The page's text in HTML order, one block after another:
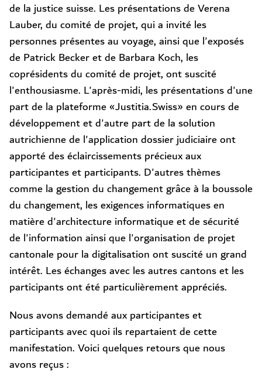
de la justice suisse. Les présentations de Verena
Lauber, du comité de projet, qui a invité les
personnes présentes au voyage, ainsi que l'exposés
de Patrick Becker et de Barbara Koch, les
coprésidents du comité de projet, ont suscité
l'enthousiasme. L'après-midi, les présentations d'une
part de la plateforme «Justitia.Swiss» en cours de
développement et d'autre part de la solution
autrichienne de l'application dossier judiciaire ont
apporté des éclaircissements précieux aux
participantes et participants. D'autres thèmes
comme la gestion du changement grâce à la boussole
du changement, les exigences informatiques en
matière d'architecture informatique et de sécurité
de l'information ainsi que l'organisation de projet
cantonale pour la digitalisation ont suscité un grand
intérêt. Les échanges avec les autres cantons et les
participants ont été particulièrement appréciés.
Nous avons demandé aux participantes et
participants avec quoi ils repartaient de cette
manifestation. Voici quelques retours que nous
avons reçus :